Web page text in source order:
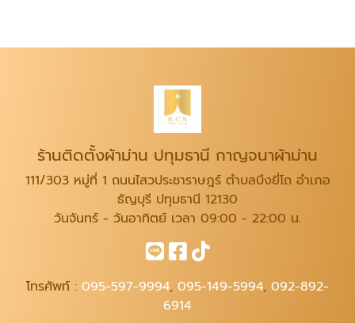
ร้านติดตั้งผ้าม่าน ปทุมธานี กาญจนาผ้าม่าน
111/303 หมู่ที่ 1 ถนนไสวประชาราษฎร์ ตำบลบึงยี่โถ อำเภอ
ธัญบุรี ปทุมธานี 12130
วันจันทร์ - วันอาทิตย์ เวลา 09:00 - 22:00 น.
โทรศัพท์ : 095-597-9994, 095-149-5994, 092-892-
6914